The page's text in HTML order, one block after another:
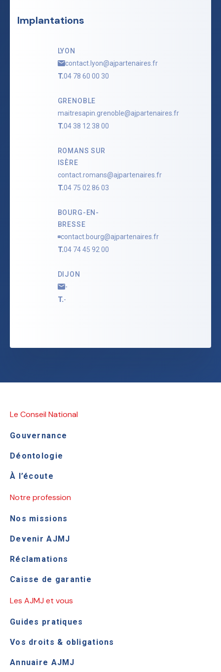
Implantations
LYON
contact.lyon@ajpartenaires.fr
T.04 78 60 00 30
GRENOBLE
maitresapin.grenoble@ajpartenaires.fr
T.04 38 12 38 00
ROMANS SUR
ISÈRE
contact.romans@ajpartenaires.fr
T.04 75 02 86 03
BOURG-EN-
BRESSE
contact.bourg@ajpartenaires.fr
T.04 74 45 92 00
DIJON
-
T.-
Le Conseil National
Gouvernance
Déontologie
À l’écoute
Notre profession
Nos missions
Devenir AJMJ
Réclamations
Caisse de garantie
Les AJMJ et vous
Guides pratiques
Vos droits & obligations
Annuaire AJMJ